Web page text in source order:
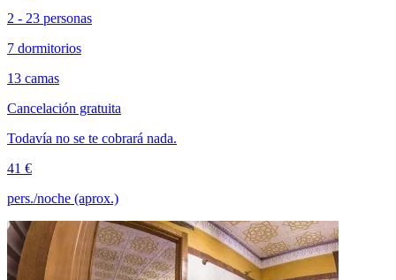
2 - 23 personas
7 dormitorios
13 camas
Cancelación gratuita
Todavía no se te cobrará nada.
41 €
pers./noche (aprox.)